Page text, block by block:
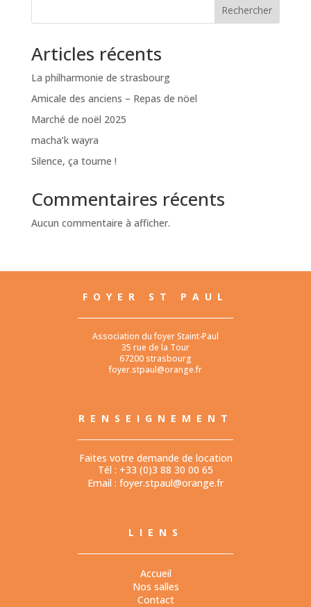
Rechercher
Articles récents
La philharmonie de strasbourg
Amicale des anciens – Repas de nöel
Marché de noël 2025
macha’k wayra
Silence, ça tourne !
Commentaires récents
Aucun commentaire à afficher.
FOYER ST PAUL
Association du foyer Staint-Paul
35 rue de la Tour
67200 strasbourg
foyer.stpaul@orange.fr
RENSEIGNEMENT
Faites votre demande de location
Tél : +33 (0)3 88 30 00 65
Email : foyer.stpaul@orange.fr
LIENS
Accueil
Nos salles
Contact